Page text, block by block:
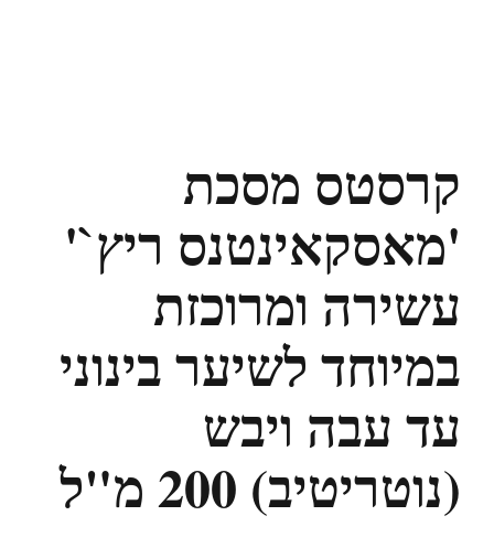
קרסטס מסכת
'מאסקאינטנס ריץ`'
עשירה ומרוכזת
במיוחד לשיער בינוני
עד עבה ויבש
(נוטריטיב) 200 מ"ל